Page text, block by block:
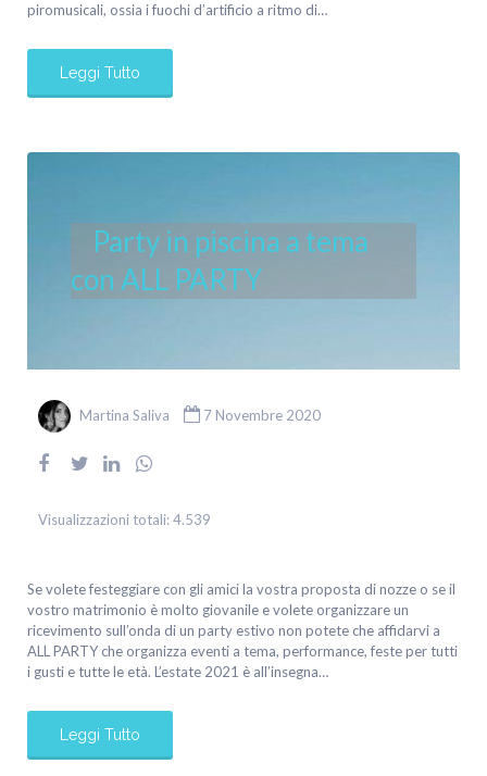
piromusicali, ossia i fuochi d’artificio a ritmo di…
Leggi Tutto
Party in piscina a tema
con ALL PARTY
Martina Saliva 7 Novembre 2020
Visualizzazioni totali:4.539
Se volete festeggiare con gli amici la vostra proposta di nozze o se il
vostro matrimonio è molto giovanile e volete organizzare un
ricevimento sull’onda di un party estivo non potete che affidarvi a
ALL PARTY che organizza eventi a tema, performance, feste per tutti
i gusti e tutte le età. L’estate 2021 è all’insegna…
Leggi Tutto